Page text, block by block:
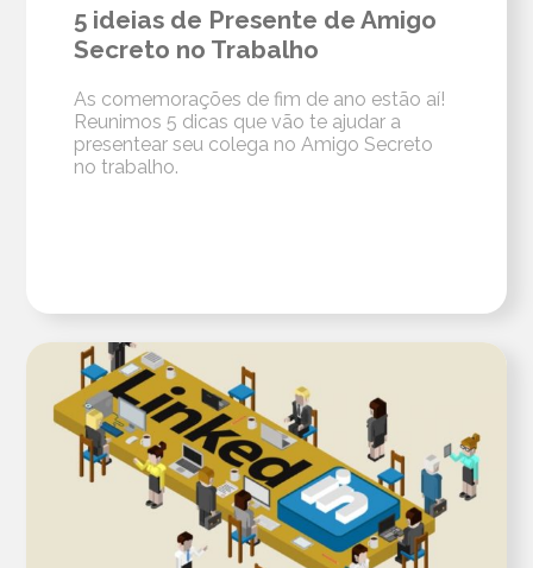
5 ideias de Presente de Amigo
Secreto no Trabalho
As comemorações de fim de ano estão aí!
Reunimos 5 dicas que vão te ajudar a
presentear seu colega no Amigo Secreto
no trabalho.